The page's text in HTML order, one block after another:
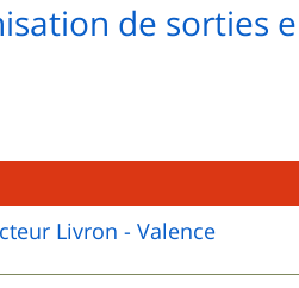
de sorties
Livron - Valence